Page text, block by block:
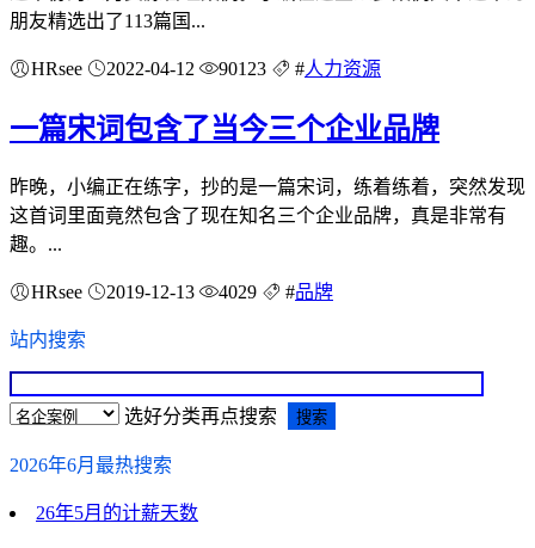
朋友精选出了113篇国...
HRsee 2022-04-12 90123 #人力资源
一篇宋词包含了当今三个企业品牌
昨晚，小编正在练字，抄的是一篇宋词，练着练着，突然发现
这首词里面竟然包含了现在知名三个企业品牌，真是非常有
趣。...
HRsee 2019-12-13 4029 #品牌
站内搜索
选好分类再点搜索
2026年6月最热搜索
26年5月的计薪天数